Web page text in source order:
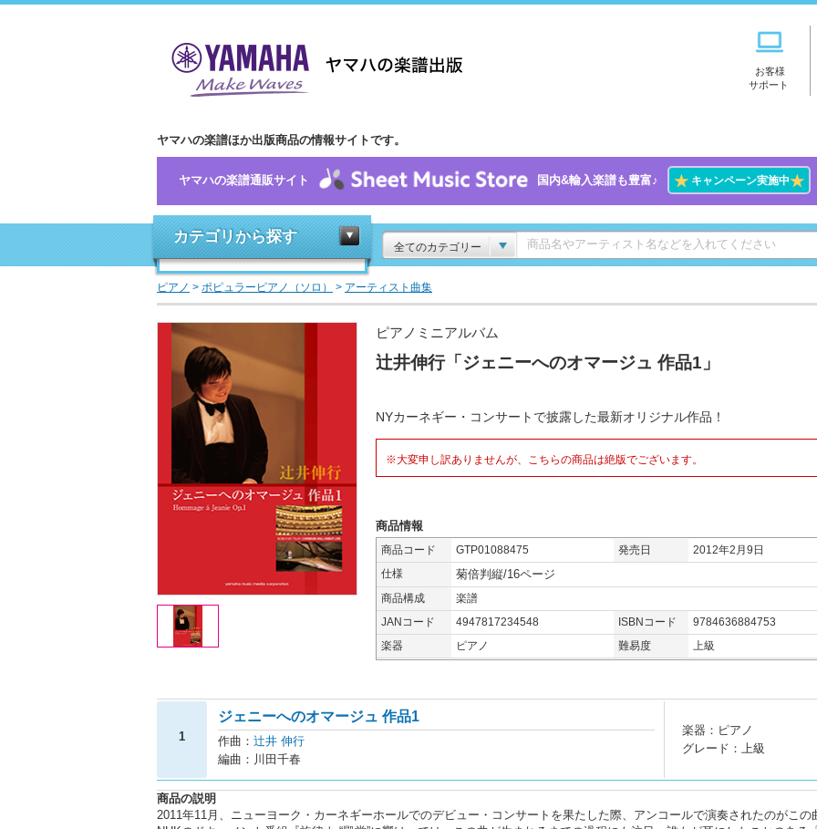
お客様
サポート
ヤマハの楽譜ほか出版商品の情報サイトです。
ヤマハの楽譜通販サイト 国内&輸入楽譜も豊富♪ ★キャンペーン実施中★
カテゴリから探す
全てのカテゴリー
ピアノ > ポピュラーピアノ（ソロ） > アーティスト曲集
ピアノミニアルバム
辻井伸行「ジェニーへのオマージュ 作品1」
NYカーネギー・コンサートで披露した最新オリジナル作品！
※大変申し訳ありませんが、こちらの商品は絶版でございます。
商品情報
商品コード GTP01088475 発売日
2012年2月9日
仕様
菊倍判縦/16ページ
商品構成
楽譜
JANコード
4947817234548 ISBNコード
9784636884753
楽器
ピアノ 難易度 上級
1
ジェニーへのオマージュ 作品1
作曲： 辻井 伸行
編曲：川田千春
楽器：ピアノ
グレード：上級
商品の説明
2011年11月、ニューヨーク・カーネギーホールでのデビュー・コンサートを果たした際、アンコールで演奏されたのがこの